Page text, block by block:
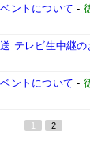
ントについて -
テレビ生中継
ントについて -
1 2